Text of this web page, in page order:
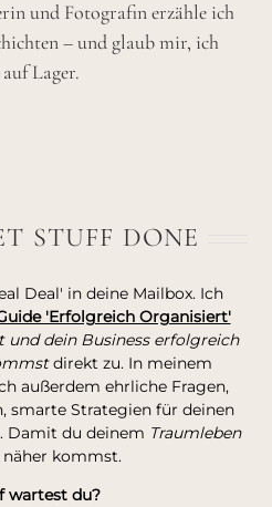
und Fotografin erzähle ich
– und glaub mir, ich
Lager.
STUFF DONE
Deal' in deine Mailbox. Ich
'Erfolgreich Organisiert'
und dein Business erfolgreich
direkt zu. In meinem
außerdem ehrliche Fragen,
smarte Strategien für deinen
Damit du deinem Traumleben
kommst.
wartest du?